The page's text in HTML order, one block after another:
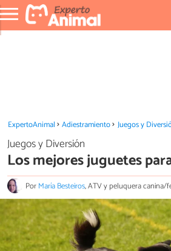
ExpertoAnimal Adiestramiento Juegos y
Juegos y Diversión
Los mejores juguetes
PorMaría Besteiros, ATV y peluquera canina/